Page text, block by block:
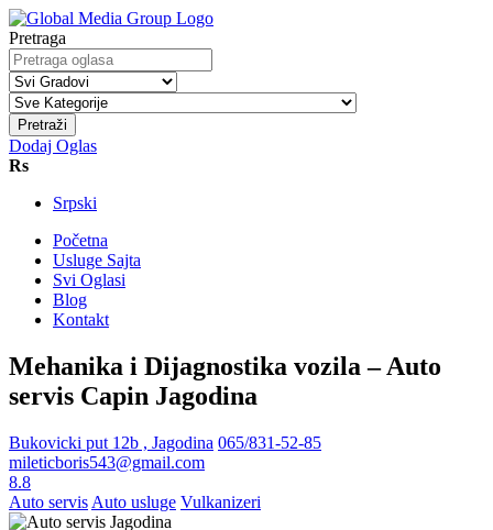
Pretraga
Pretraži
Dodaj Oglas
Rs
Srpski
Početna
Usluge Sajta
Svi Oglasi
Blog
Kontakt
Mehanika i Dijagnostika vozila – Auto
servis Capin Jagodina
Bukovicki put 12b , Jagodina 065/831-52-85
mileticboris543@gmail.com
8.8
Auto servis Auto usluge Vulkanizeri